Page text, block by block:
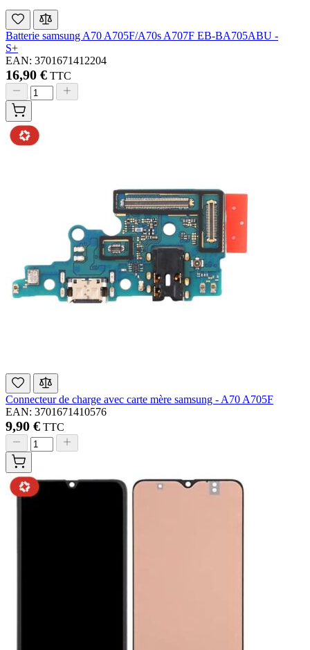
Batterie samsung A70 A705F/A70s A707F EB-BA705ABU -
S+
EAN: 3701671412204
16,90 € TTC
Connecteur de charge avec carte mère samsung - A70 A705F
EAN: 3701671410576
9,90 € TTC